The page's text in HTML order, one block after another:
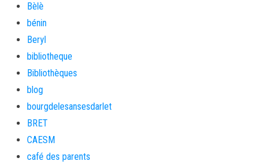
Bèlè
bénin
Beryl
bibliotheque
Bibliothèques
blog
bourgdelesansesdarlet
BRET
CAESM
café des parents